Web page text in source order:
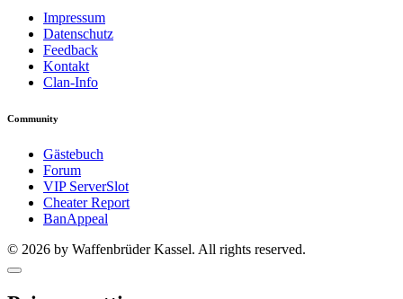
Impressum
Datenschutz
Feedback
Kontakt
Clan-Info
Community
Gästebuch
Forum
VIP ServerSlot
Cheater Report
BanAppeal
© 2026 by Waffenbrüder Kassel. All rights reserved.